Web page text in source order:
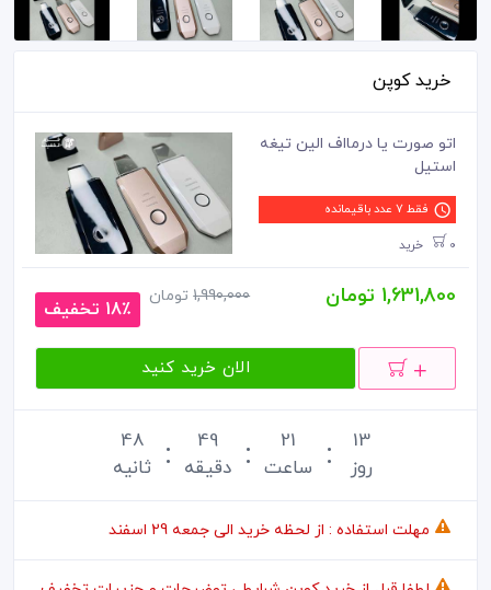
خرید کوپن
اتو صورت یا درمااف الین تیغه
استیل
فقط 7 عدد باقیمانده
0 خرید
1,990,000تومان
18٪ تخفیف 1,631,800 تومان
الان خرید کنید
13
روز
21
ساعت
49
دقیقه
48
ثانیه
مهلت استفاده : از لحظه خرید الی جمعه 29 اسفند